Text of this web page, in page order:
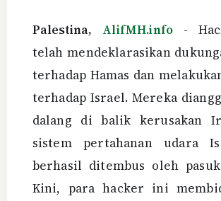
Palestina, AlifMH.info -
telah mendeklarasikan
terhadap Hamas dan
terhadap Israel. Mereka
dalang di balik kerusakan
sistem pertahanan udara
berhasil ditembus oleh
Kini, para hacker ini